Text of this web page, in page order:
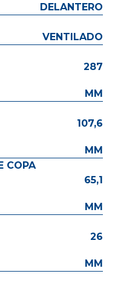
DELANTERO
VENTILADO
287
MM
107,6
MM
COPA
65,1
MM
26
MM